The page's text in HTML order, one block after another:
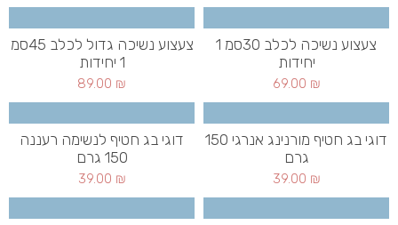
צעצוע נשיכה לכלב 30סמ 1
יחידות
69.00 ₪
צעצוע נשיכה גדול לכלב 45סמ
1 יחידות
89.00 ₪
דוגי בג חטיף מורנינג אנרגי 150
גרם
39.00 ₪
דוגי בג חטיף לנשימה רעננה
150 גרם
39.00 ₪